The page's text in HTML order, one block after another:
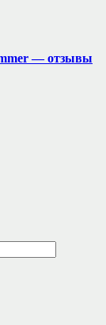
— отзывы